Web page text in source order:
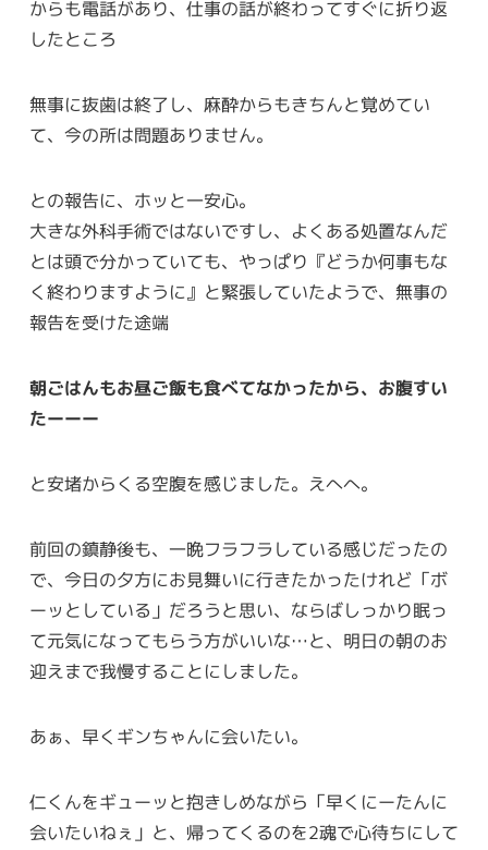
からも電話があり、仕事の話が終わってすぐに折り返
したところ
無事に抜歯は終了し、麻酔からもきちんと覚めてい
て、今の所は問題ありません。
との報告に、ホッと一安心。
大きな外科手術ではないですし、よくある処置なんだ
とは頭で分かっていても、やっぱり『どうか何事もな
く終わりますように』と緊張していたようで、無事の
報告を受けた途端
朝ごはんもお昼ご飯も食べてなかったから、お腹すい
たーーー
と安堵からくる空腹を感じました。えへへ。
前回の鎮静後も、一晩フラフラしている感じだったの
で、今日の夕方にお見舞いに行きたかったけれど「ボ
ーッとしている」だろうと思い、ならばしっかり眠っ
て元気になってもらう方がいいな…と、明日の朝のお
迎えまで我慢することにしました。
あぁ、早くギンちゃんに会いたい。
仁くんをギューッと抱きしめながら「早くにーたんに
会いたいねぇ」と、帰ってくるのを2魂で心待ちにして